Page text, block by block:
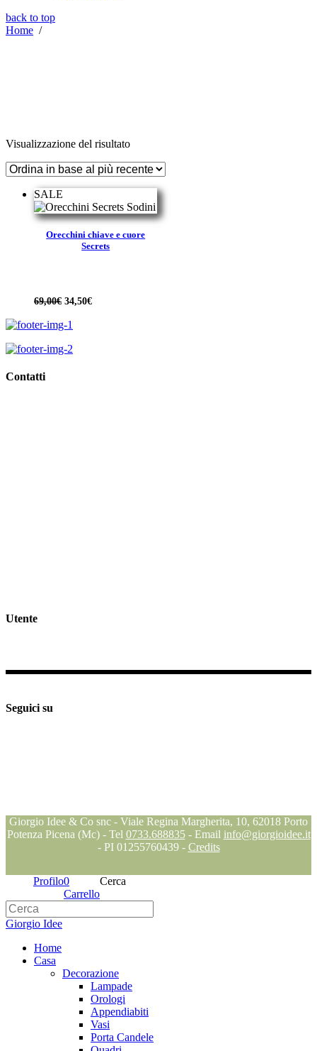
back to top
Home /
Visualizzazione del risultato
SALE
Orecchini chiave e cuore
Secrets
69,00€ Il
originale
era:
69,00€.
34,50€Il
Contatti
Utente
Seguici su
Giorgio Idee & Co snc - Viale Regina Margherita, 10, 62018 Porto
Potenza Picena (Mc) - Tel 0733.688835- Email info@giorgioidee.it
- PI 01255760439 - Credits
Profilo0
Carrello
Cerca
Giorgio Idee
Home
Casa
Decorazione
Lampade
Orologi
Appendiabiti
Vasi
Porta Candele